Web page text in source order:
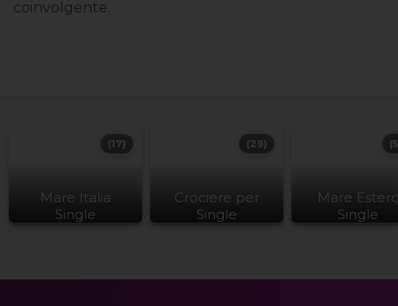
coinvolgente.
Mare Italia
Single
(17)
Crociere per
Single
(29)
Mare
Single